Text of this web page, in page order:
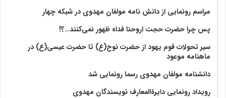
مراسم رونمایی از دانش نامه مولفان مهدوی در شبکه چهار
پس چرا حضرت حجت اروحنا فداه ظهور نمی‌کنند…؟!
سیر تحولات قوم یهود از حضرت نوح(ع) تا حضرت عیسی(ع) در
ماهنامه موعود
دانشنامه مولفان مهدوی رسما رونمایی شد
رویداد رونمایی دایرةالمعارف نویسندگان مهدوی